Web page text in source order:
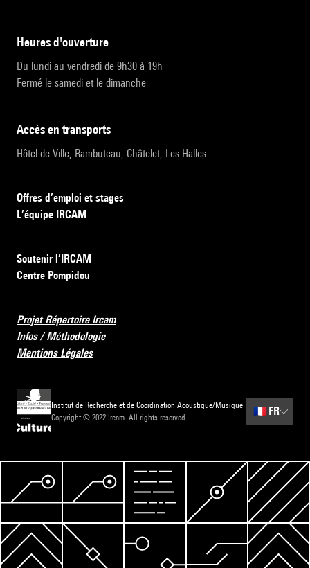
heures d'ouverture
Du lundi au vendredi de 9h30 à 19h
Fermé le samedi et le dimanche
accès en transports
Hôtel de Ville, Rambuteau, Châtelet, Les Halles
Offres d’emploi et stages
L’équipe IRCAM
Soutenir l’IRCAM
Centre Pompidou
Projet Répertoire Ircam
Infos / Méthodologie
Mentions Légales
Institut de Recherche et de Coordination Acoustique/Musique
Copyright © 2022 Ircam. All rights reserved.
🇫🇷 FR